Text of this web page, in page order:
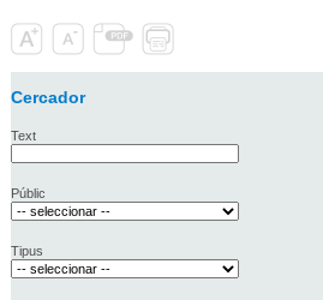
Cercador
Text
Públic
Tipus